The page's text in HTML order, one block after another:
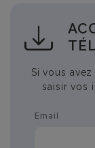
Si vous
saisir vos
Email